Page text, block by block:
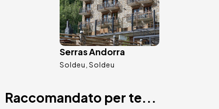
Serras Andorra
Soldeu Soldeu
Raccomandato per te...